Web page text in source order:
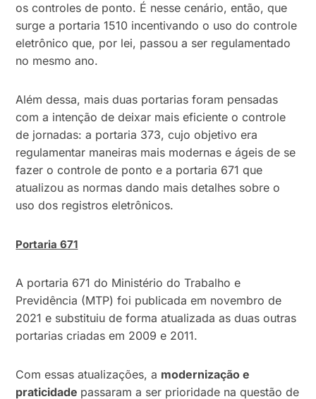
os controles de ponto. É nesse cenário, então, que
surge a portaria 1510 incentivando o uso do controle
eletrônico que, por lei, passou a ser regulamentado
no mesmo ano.
Além dessa, mais duas portarias foram pensadas
com a intenção de deixar mais eficiente o controle
de jornadas: a portaria 373, cujo objetivo era
regulamentar maneiras mais modernas e ágeis de se
fazer o controle de ponto e a portaria 671 que
atualizou as normas dando mais detalhes sobre o
uso dos registros eletrônicos.
Portaria 671
A portaria 671 do Ministério do Trabalho e
Previdência (MTP) foi publicada em novembro de
2021 e substituiu de forma atualizada as duas outras
portarias criadas em 2009 e 2011.
Com essas atualizações, a modernização e
praticidade passaram a ser prioridade na questão de